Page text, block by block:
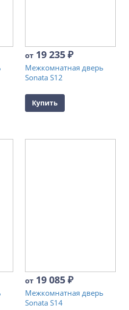
от 19 235₽
Межкомнатная дверь
Sonata S12
Купить
от 19 085₽
Межкомнатная дверь
Sonata S14